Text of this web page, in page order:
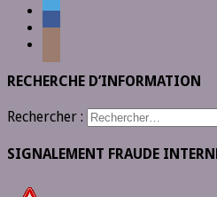
RECHERCHE D’INFORMATION
Rechercher :
SIGNALEMENT FRAUDE